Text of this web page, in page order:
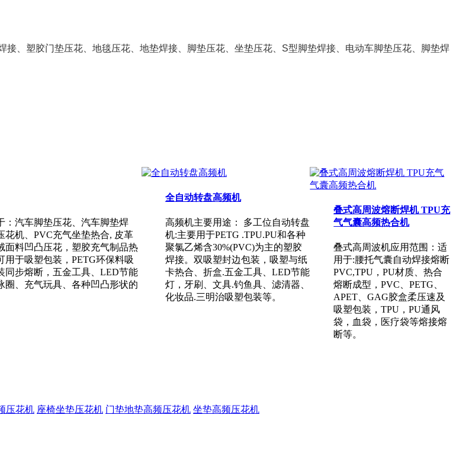
、塑胶门垫压花、地毯压花、地垫焊接、脚垫压花、坐垫压花、S型脚垫焊接、电动车脚垫压花、脚垫焊
：汽车脚垫压花、汽车脚垫焊
花机、PVC充气坐垫热合, 皮革
面料凹凸压花，塑胶充气制品热
于吸塑包装，PETG环保料吸
同步熔断，五金工具、LED节能
圈、充气玩具、各种凹凸形状的
全自动转盘高频机
高频机主要用途： 多工位自动转盘
机:主要用于PETG .TPU.PU和各种
聚氯乙烯含30%(PVC)为主的塑胶
焊接。双吸塑封边包装，吸塑与纸
卡热合、折盒.五金工具、LED节能
灯，牙刷、文具.钓鱼具、滤清器、
化妆品.三明治吸塑包装等。
叠式高周波熔断焊机 TPU充
气气囊高频热合机
叠式高周波机应用范围：适
用于:腰托气囊自动焊接熔断
PVC,TPU，PU材质、热合
熔断成型，PVC、PETG、
APET、GAG胶盒柔压速及
吸塑包装，TPU，PU通风
袋，血袋，医疗袋等熔接熔
断等。
压花机 座椅坐垫压花机 门垫地垫高频压花机 坐垫高频压花机